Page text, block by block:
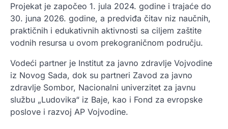
Projekat je započeo 1. jula 2024. godine i trajaće do
30. juna 2026. godine, a predviđa čitav niz naučnih,
praktičnih i edukativnih aktivnosti sa ciljem zaštite
vodnih resursa u ovom prekograničnom području.
Vodeći partner je Institut za javno zdravlje Vojvodine
iz Novog Sada, dok su partneri Zavod za javno
zdravlje Sombor, Nacionalni univerzitet za javnu
službu „Ludovika“ iz Baje, kao i Fond za evropske
poslove i razvoj AP Vojvodine.